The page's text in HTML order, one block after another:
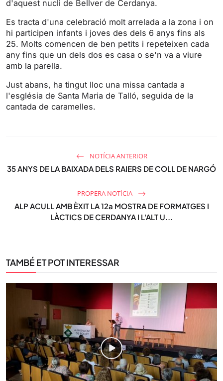
s
d'aquest nucli de Bellver de Cerdanya.
Es tracta d'una celebració molt arrelada a la zona i on
hi participen infants i joves des dels 6 anys fins als
25. Molts comencen de ben petits i repeteixen cada
any fins que un dels dos es casa o se'n va a viure
amb la parella.
Just abans, ha tingut lloc una missa cantada a
l'església de Santa Maria de Talló, seguida de la
cantada de caramelles.
NOTÍCIA ANTERIOR
35 ANYS DE LA BAIXADA DELS RAIERS DE COLL DE NARGÓ
PROPERA NOTÍCIA
ALP ACULL AMB ÈXIT LA 12a MOSTRA DE FORMATGES I
LÀCTICS DE CERDANYA I L'ALT U...
TAMBÉ ET POT INTERESSAR